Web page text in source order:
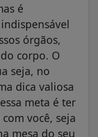
é
órgãos,
corpo. O
seja, no
dica valiosa
meta é ter
você, seja
mesa do seu